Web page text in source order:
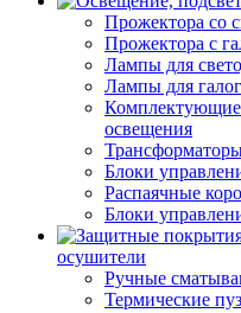
Прожектора со
Прожектора с
Лампы для
Лампы для
Комплектующие
освещения
Блоки
Распаячные
Блоки
осушители
Ручные
Термические